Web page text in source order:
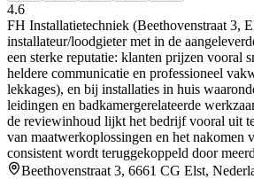
4.6
FH Installatietechniek (Beethovenstraat 3,
installateur/loodgieter met in de
een sterke reputatie: klanten prijzen vooral
heldere communicatie en professioneel
lekkages), en bij installaties in huis
leidingen en badkamergerelateerde
de reviewinhoud lijkt het bedrijf vooral uit
van maatwerkoplossingen en het nakomen
consistent wordt teruggekoppeld door
Beethovenstraat 3, 6661 CG Elst,